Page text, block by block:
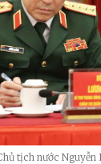
tịch nước Nguyễn